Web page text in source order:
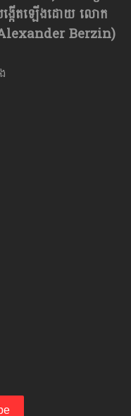
កើតឡើងដោយ លោក
Berzin)